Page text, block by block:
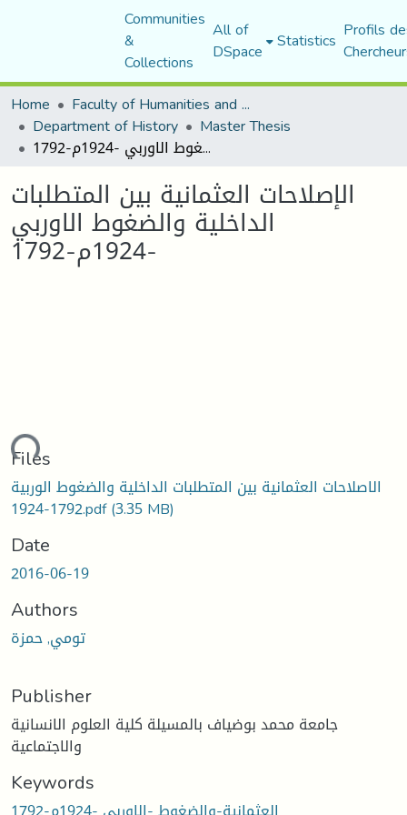
Communities
&
Collections
All of
DSpace Statistics Profils
Home
Faculty of Humanities and Social Sciences
Department of History Master Thesis
الإصلاحات العثمانیة بین المتطلبات الداخلیة والضغوط الاوربي -1924م-1792
الإصلاحات العثمانیة بین المتطلبات
الداخلیة والضغوط الاوربي
-1924م-1792
Files
الاصلاحات العثمانية بين المتطلبات الداخلية والضغوط الوربية
1792-1924.pdf(3.35 MB)
Date
2016-06-19
Authors
تومي, حمزة
Publisher
جامعة محمد بوضياف بالمسيلة كلية العلوم الانسانية
والاجتماعية
Keywords